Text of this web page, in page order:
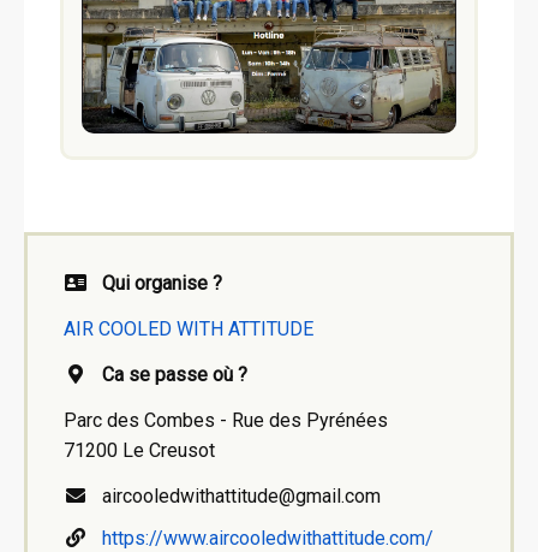
Qui organise ?
AIR COOLED WITH ATTITUDE
Ca se passe où ?
Parc des Combes - Rue des Pyrénées
71200 Le Creusot
aircooledwithattitude@gmail.com
https://www.aircooledwithattitude.com/